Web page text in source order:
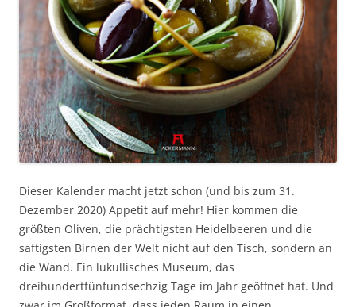
Dieser Kalender macht jetzt schon (und bis zum 31.
Dezember 2020) Appetit auf mehr! Hier kommen die
größten Oliven, die prächtigsten Heidelbeeren und die
saftigsten Birnen der Welt nicht auf den Tisch, sondern an
die Wand. Ein lukullisches Museum, das
dreihundertfünfundsechzig Tage im Jahr geöffnet hat. Und